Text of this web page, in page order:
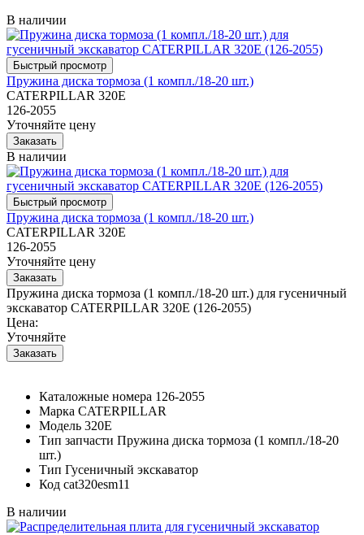
В наличии
Пружина диска тормоза (1 компл./18-20 шт.)
CATERPILLAR 320E
126-2055
Уточняйте цену
В наличии
Пружина диска тормоза (1 компл./18-20 шт.)
CATERPILLAR 320E
126-2055
Уточняйте цену
Пружина диска тормоза (1 компл./18-20 шт.) для гусеничный
экскаватор CATERPILLAR 320E (126-2055)
Цена:
Уточняйте
Каталожные номера 126-2055
Марка CATERPILLAR
Модель 320E
Тип запчасти Пружина диска тормоза (1 компл./18-20
шт.)
Тип Гусеничный экскаватор
Код cat320esm11
В наличии